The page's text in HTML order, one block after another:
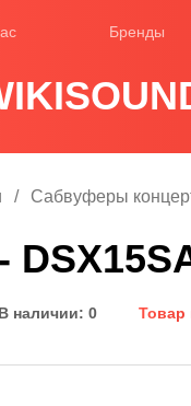
Бренды
Сабвуферы
-
В наличии: 0 Товар